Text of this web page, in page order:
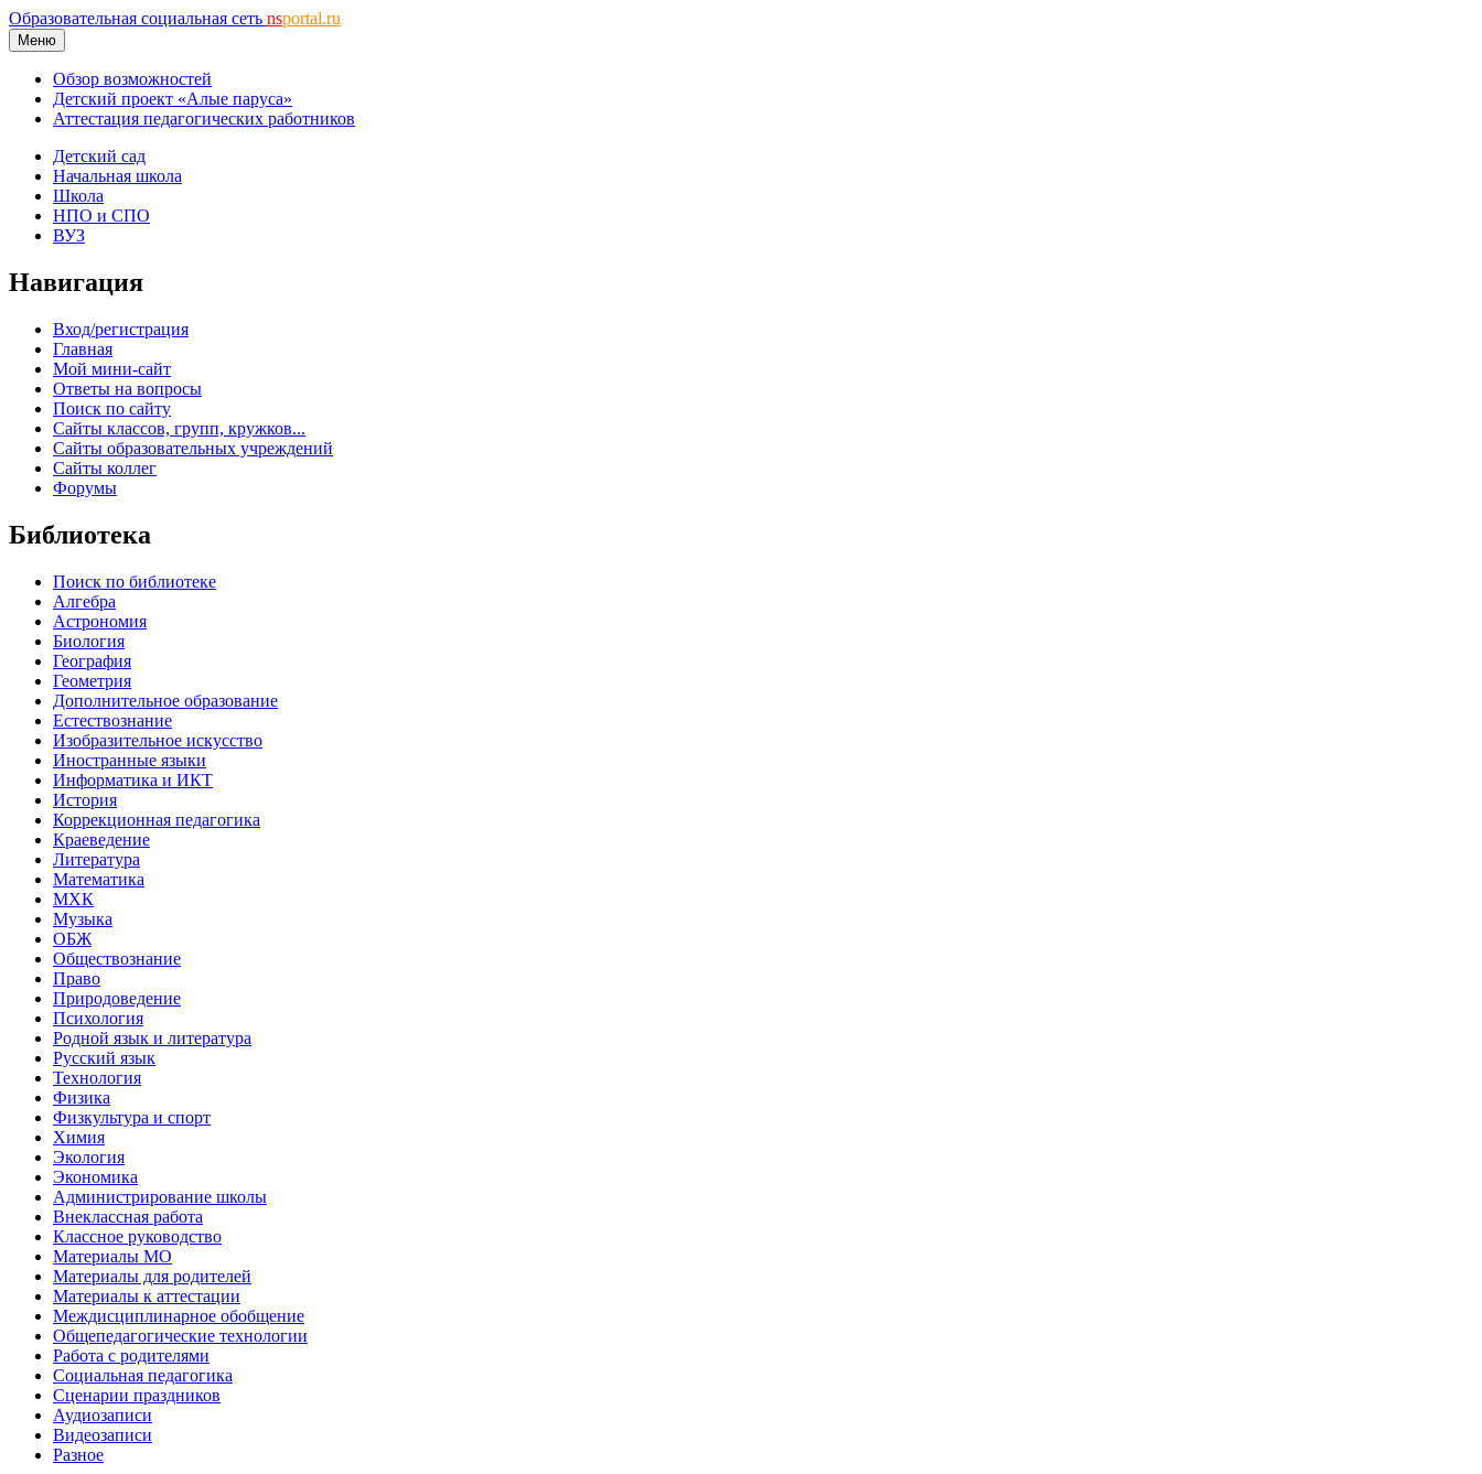
Образовательная социальная сеть nsportal.ru
Меню
Обзор возможностей
Детский проект «Алые паруса»
Аттестация педагогических работников
Детский сад
Начальная школа
Школа
НПО и СПО
ВУЗ
Навигация
Вход/регистрация
Главная
Мой мини-сайт
Ответы на вопросы
Поиск по сайту
Сайты классов, групп, кружков...
Сайты образовательных учреждений
Сайты коллег
Форумы
Библиотека
Поиск по библиотеке
Алгебра
Астрономия
Биология
География
Геометрия
Дополнительное образование
Естествознание
Изобразительное искусство
Иностранные языки
Информатика и ИКТ
История
Коррекционная педагогика
Краеведение
Литература
Математика
МХК
Музыка
ОБЖ
Обществознание
Право
Природоведение
Психология
Родной язык и литература
Русский язык
Технология
Физика
Физкультура и спорт
Химия
Экология
Экономика
Администрирование школы
Внеклассная работа
Классное руководство
Материалы МО
Материалы для родителей
Материалы к аттестации
Междисциплинарное обобщение
Общепедагогические технологии
Работа с родителями
Социальная педагогика
Сценарии праздников
Аудиозаписи
Видеозаписи
Разное